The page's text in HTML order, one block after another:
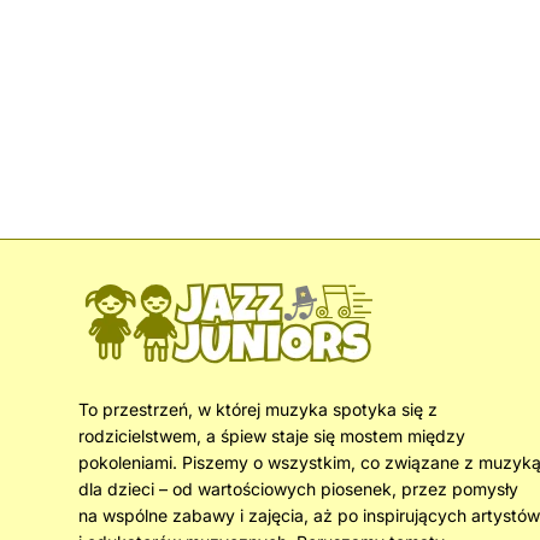
To przestrzeń, w której muzyka spotyka się z
rodzicielstwem, a śpiew staje się mostem między
pokoleniami. Piszemy o wszystkim, co związane z muzyką
dla dzieci – od wartościowych piosenek, przez pomysły
na wspólne zabawy i zajęcia, aż po inspirujących artystów